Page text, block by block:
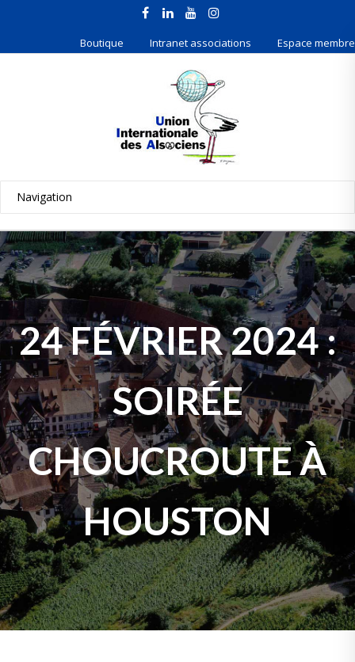
Boutique Intranet associations Espace membre
24 FÉVRIER 2024 :
SOIRÉE
CHOUCROUTE À
HOUSTON